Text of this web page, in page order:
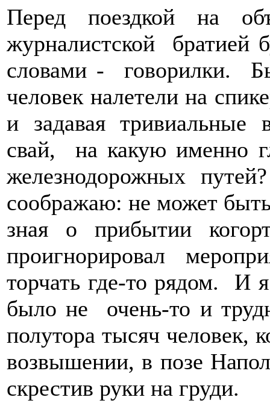
Перед поездкой на
журналистской братией
словами - говорилки.
человек налетели на
и задавая тривиальные
свай, на какую именно
железнодорожных
соображаю: не может
зная о прибытии
проигнорировал
торчать где-то рядом. И
было не очень-то и
полутора тысяч человек,
возвышении, в позе
скрестив руки на груди.